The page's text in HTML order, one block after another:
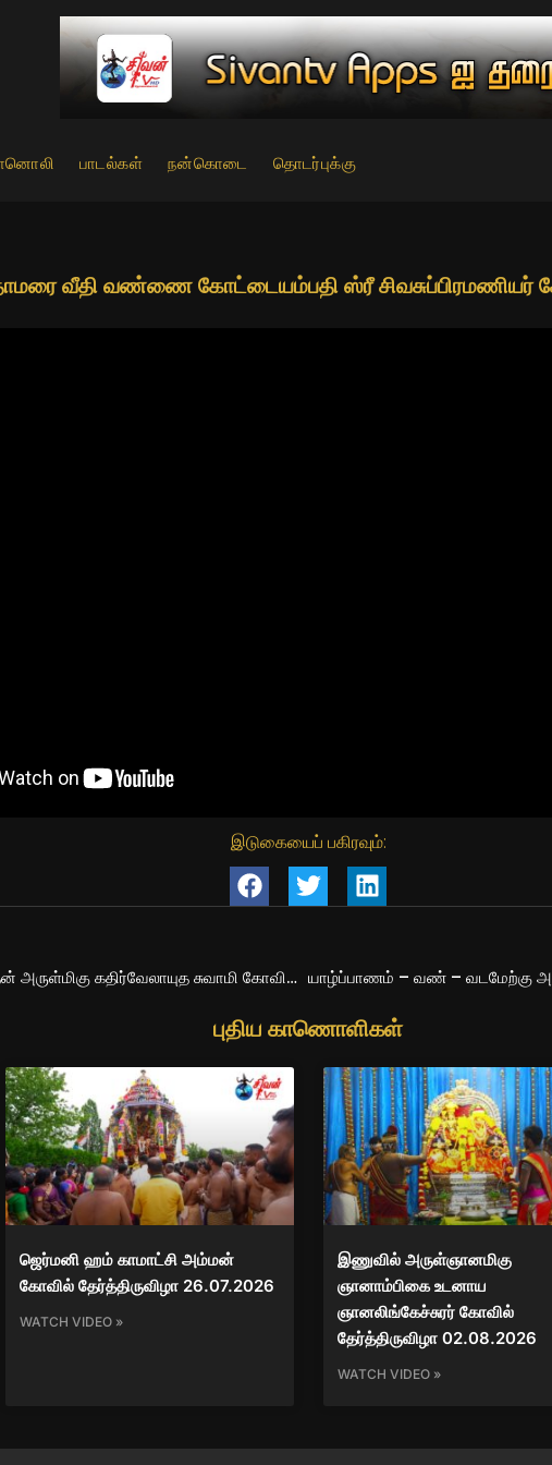
பாடல்கள் நன்கொடை தொடர்புக்கு
வீதி வண்ணை கோட்டையம்பதி ஸ்ரீ சிவசுப்பிரமணியர்
இடுகையைப் பகிரவும்:
சுவிற்சர்லாந்து செங்காலன் சென் மாக்கிறத்தன் அருள்மிகு கதிர்வேலாயுத சுவாமி கோவில் திருக்கல்யாணம்
புதிய காணொளிகள்
ஜெர்மனி ஹம் காமாட்சி அம்மன்
கோவில் தேர்த்திருவிழா 26.07.2026
WATCH VIDEO »
இணுவில் அருள்ஞானமிகு
ஞானாம்பிகை உடனாய
ஞானலிங்கேச்சுரர் கோவில்
தேர்த்திருவிழா 02.08.2026
WATCH VIDEO »